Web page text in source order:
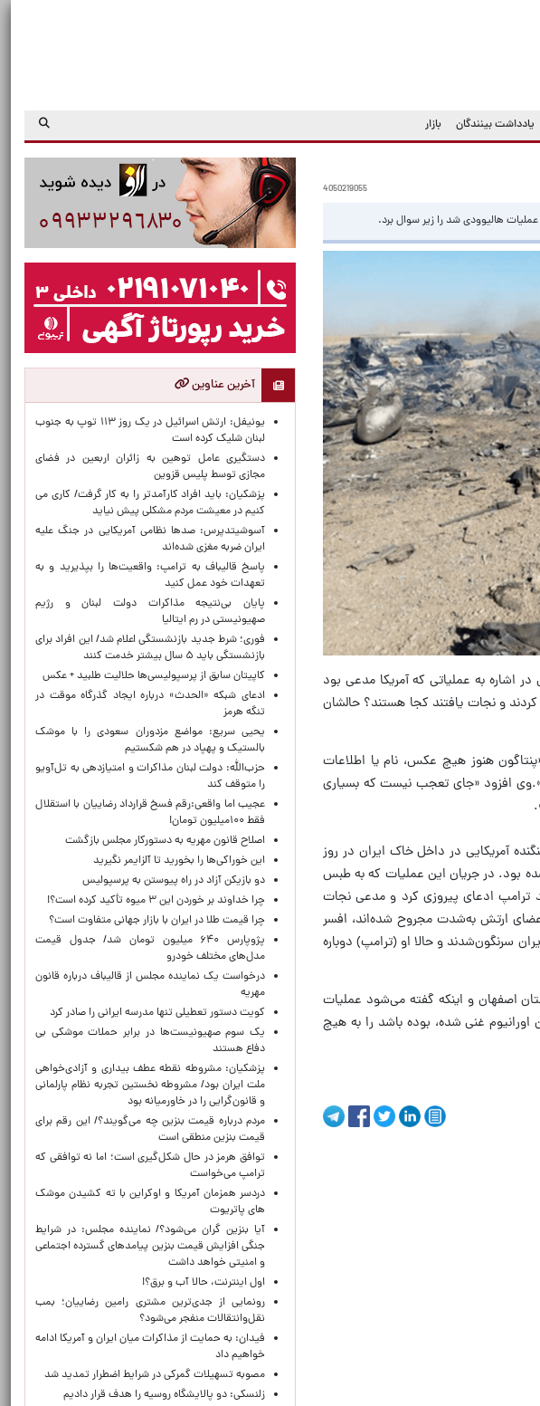
یادداشت بینندگان بازار
4050219055
هالیوودی شد را زیر سوال برد.
اشاره به عملیاتی که آمریکا مدعی بود
و نجات یافتند کجا هستند؟ حالشان
هنوز هیچ عکس، نام یا اطلاعات
افزود «جای تعجب نیست که بسیاری
آمریکایی در داخل خاک ایران در روز
بود. در جریان این عملیات که به طبس
دونالد ترامپ ادعای پیروزی کرد و مدعی نجات
ارتش به‌شدت مجروح شده‌اند، افسر
سرنگون‌شدند و حالا او (ترامپ) دوباره
اصفهان و اینکه گفته می‌شود عملیات
غنی شده، بوده باشد را به هیچ
آخرین عناوین
یونیفل: ارتش اسرائیل در یک روز ۱۱۳ توپ به جنوب
لبنان شلیک کرده است
دستگیری عامل توهین به زائران اربعین در فضای
مجازی توسط پلیس قزوین
پزشکیان: باید افراد کارآمدتر را به کار گرفت/ کاری می
کنیم در معیشت مردم مشکلی پیش نیاید
آسوشیتدپرس: صدها نظامی آمریکایی در جنگ علیه
ایران ضربه مغزی شده‌اند
پاسخ قالیباف به ترامپ: واقعیت‌ها را بپذیرید و به
تعهدات خود عمل کنید
پایان بی‌نتیجه مذاکرات دولت لبنان و رژیم
صهیونیستی در رم ایتالیا
فوری؛ شرط جدید بازنشستگی اعلام شد/ این افراد برای
بازنشستگی باید ۵ سال بیشتر خدمت کنند
کاپیتان سابق از پرسپولیسی‌ها حلالیت طلبید + عکس
ادعای شبکه «الحدث» درباره ایجاد گذرگاه موقت در
تنگه هرمز
یحیی سریع: مواضع مزدوران سعودی را با موشک
بالستیک و پهپاد در هم شکستیم
حزب‌الله: دولت لبنان مذاکرات و امتیازدهی به تل‌آویو
را متوقف کند
عجیب اما واقعی:رقم فسخ قرارداد رضاییان با استقلال
فقط ۱۰۰میلیون تومان!
اصلاح قانون مهریه به دستورکار مجلس بازگشت
این خوراکی‌ها را بخورید تا آلزایمر نگیرید
دو بازیکن آزاد در راه پیوستن به پرسپولیس
چرا خداوند بر خوردن این ۳ میوه تأکید کرده است؟!
چرا قیمت طلا در ایران با بازار جهانی متفاوت است؟
پژوپارس ۶۴۰ میلیون تومان شد/ جدول قیمت
مدل‌های مختلف خودرو
درخواست یک نماینده مجلس از قالیباف درباره قانون
مهریه
کویت دستور تعطیلی تنها مدرسه ایرانی را صادر کرد
یک‌ سوم صهیونیست‌ها در برابر حملات موشکی بی
دفاع هستند
پزشکیان: مشروطه نقطه عطف بیداری و آزادی‌خواهی
ملت ایران بود/ مشروطه نخستین تجربه نظام پارلمانی
و قانون‌گرایی را در خاورمیانه بود
مردم درباره قیمت بنزین چه می‌گویند؟/ این رقم برای
قیمت بنزین منطقی است
توافق هرمز در حال شکل‌گیری است؛ اما نه توافقی که
ترامپ می‌خواست
دردسر همزمان آمریکا و اوکراین با ته کشیدن موشک
های پاتریوت
آیا بنزین گران می‌شود؟/ نماینده مجلس: در شرایط
جنگی افزایش قیمت بنزین پیامدهای گسترده اجتماعی
و امنیتی خواهد داشت
اول اینترنت، حالا آب و برق؟!
رونمایی از جدی‌ترین مشتری رامین رضاییان؛ بمب
نقل‌وانتقالات منفجر می‌شود؟
فیدان: به حمایت از مذاکرات میان ایران و آمریکا ادامه
خواهیم داد
مصوبه تسهیلات گمرکی در شرایط اضطرار تمدید شد
زلنسکی: دو پالایشگاه روسیه را هدف قرار دادیم